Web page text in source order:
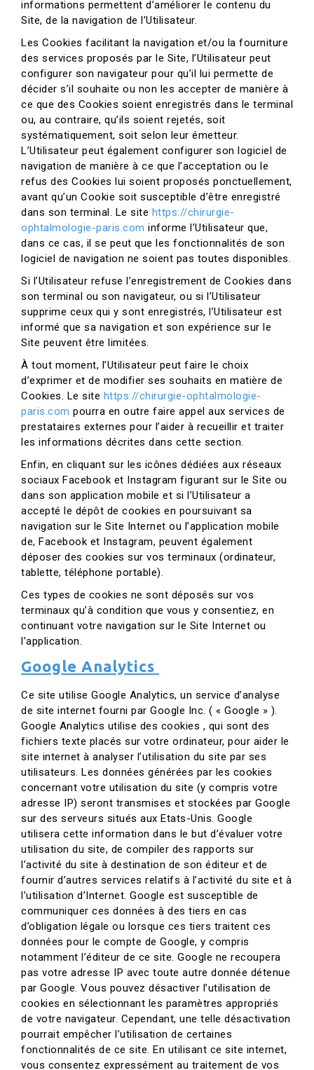
informations permettent d’améliorer le contenu du
Site, de la navigation de l’Utilisateur.
Les Cookies facilitant la navigation et/ou la fourniture
des services proposés par le Site, l’Utilisateur peut
configurer son navigateur pour qu’il lui permette de
décider s’il souhaite ou non les accepter de manière à
ce que des Cookies soient enregistrés dans le terminal
ou, au contraire, qu’ils soient rejetés, soit
systématiquement, soit selon leur émetteur.
L’Utilisateur peut également configurer son logiciel de
navigation de manière à ce que l’acceptation ou le
refus des Cookies lui soient proposés ponctuellement,
avant qu’un Cookie soit susceptible d’être enregistré
dans son terminal. Le site https://chirurgie-
ophtalmologie-paris.com informe l’Utilisateur que,
dans ce cas, il se peut que les fonctionnalités de son
logiciel de navigation ne soient pas toutes disponibles.
Si l’Utilisateur refuse l’enregistrement de Cookies dans
son terminal ou son navigateur, ou si l’Utilisateur
supprime ceux qui y sont enregistrés, l’Utilisateur est
informé que sa navigation et son expérience sur le
Site peuvent être limitées.
À tout moment, l’Utilisateur peut faire le choix
d’exprimer et de modifier ses souhaits en matière de
Cookies. Le site https://chirurgie-ophtalmologie-
paris.com pourra en outre faire appel aux services de
prestataires externes pour l’aider à recueillir et traiter
les informations décrites dans cette section.
Enfin, en cliquant sur les icônes dédiées aux réseaux
sociaux Facebook et Instagram figurant sur le Site ou
dans son application mobile et si l’Utilisateur a
accepté le dépôt de cookies en poursuivant sa
navigation sur le Site Internet ou l’application mobile
de, Facebook et Instagram, peuvent également
déposer des cookies sur vos terminaux (ordinateur,
tablette, téléphone portable).
Ces types de cookies ne sont déposés sur vos
terminaux qu’à condition que vous y consentiez, en
continuant votre navigation sur le Site Internet ou
l’application.
Google Analytics
Ce site utilise Google Analytics, un service d’analyse
de site internet fourni par Google Inc. ( « Google » ).
Google Analytics utilise des cookies , qui sont des
fichiers texte placés sur votre ordinateur, pour aider le
site internet à analyser l’utilisation du site par ses
utilisateurs. Les données générées par les cookies
concernant votre utilisation du site (y compris votre
adresse IP) seront transmises et stockées par Google
sur des serveurs situés aux Etats-Unis. Google
utilisera cette information dans le but d’évaluer votre
utilisation du site, de compiler des rapports sur
l’activité du site à destination de son éditeur et de
fournir d’autres services relatifs à l’activité du site et à
l’utilisation d’Internet. Google est susceptible de
communiquer ces données à des tiers en cas
d’obligation légale ou lorsque ces tiers traitent ces
données pour le compte de Google, y compris
notamment l’éditeur de ce site. Google ne recoupera
pas votre adresse IP avec toute autre donnée détenue
par Google. Vous pouvez désactiver l’utilisation de
cookies en sélectionnant les paramètres appropriés
de votre navigateur. Cependant, une telle désactivation
pourrait empêcher l’utilisation de certaines
fonctionnalités de ce site. En utilisant ce site internet,
vous consentez expressément au traitement de vos